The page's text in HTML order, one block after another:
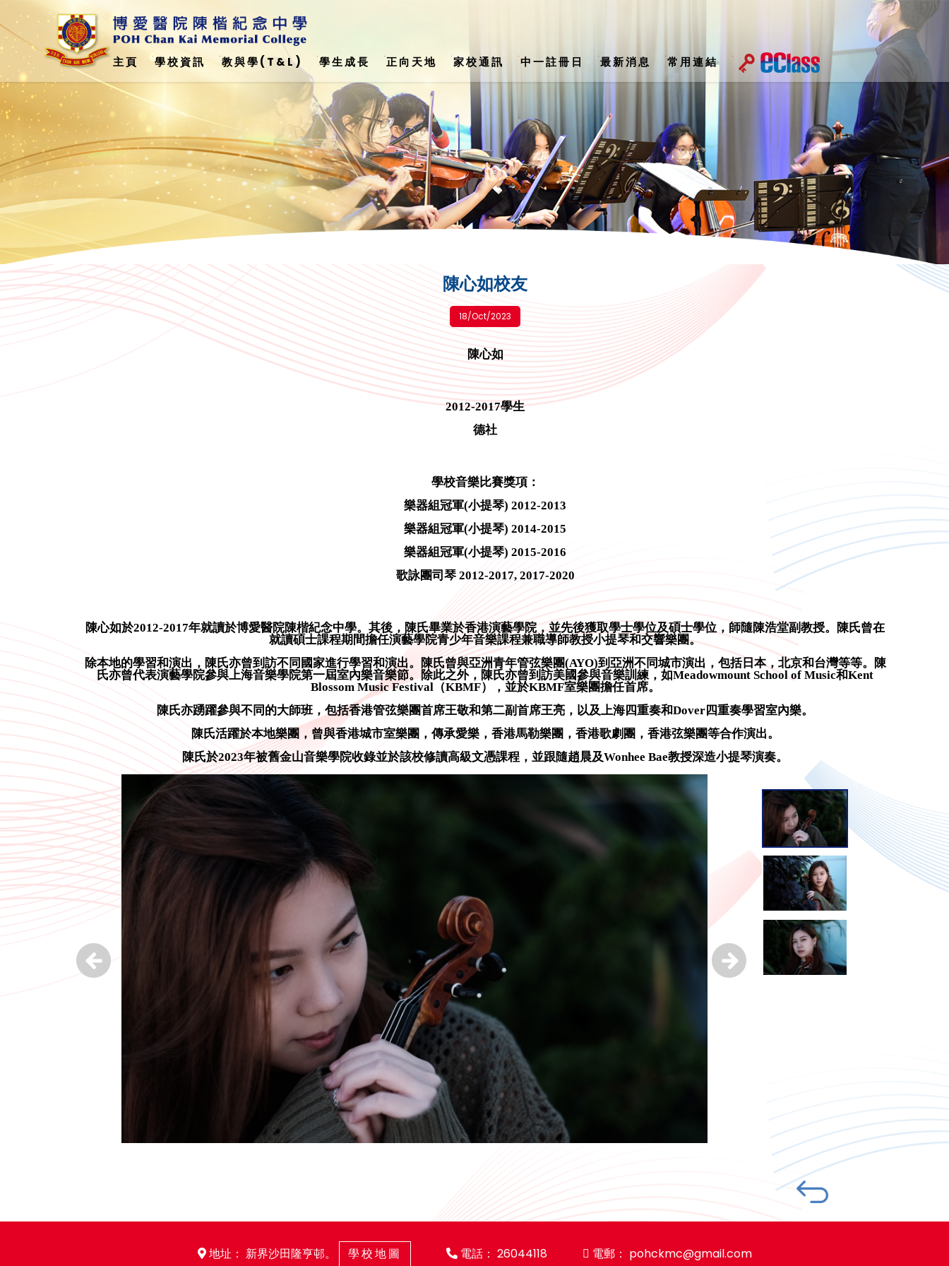
主頁 學校資訊 教與學(T&L) 學生成長 正向天地 家校通訊 中一註冊日 最新消息 常用連結
陳心如校友
18/Oct/2023
陳心如
2012-2017學生
德社
學校音樂比賽獎項：
樂器組冠軍(小提琴) 2012-2013
樂器組冠軍(小提琴) 2014-2015
樂器組冠軍(小提琴) 2015-2016
歌詠團司琴 2012-2017, 2017-2020
陳心如於2012-2017年就讀於博愛醫院陳楷紀念中學。其後，陳氏畢業於香港演藝學院，並先後獲取學士學位及碩士學位，師隨陳浩堂副教授。陳氏曾在
就讀碩士課程期間擔任演藝學院青少年音樂課程兼職導師教授小提琴和交響樂團。
除本地的學習和演出，陳氏亦曾到訪不同國家進行學習和演出。陳氏曾與亞洲青年管弦樂團(AYO)到亞洲不同城市演出，包括日本，北京和台灣等等。陳
氏亦曾代表演藝學院參與上海音樂學院第一屆室內樂音樂節。除此之外，陳氏亦曾到訪美國參與音樂訓練，如Meadowmount School of Music和Kent
Blossom Music Festival（KBMF），並於KBMF室樂團擔任首席。
陳氏亦踴躍參與不同的大師班，包括香港管弦樂團首席王敬和第二副首席王亮，以及上海四重奏和Dover四重奏學習室內樂。
陳氏活躍於本地樂團，曾與香港城市室樂團，傳承愛樂，香港馬勒樂團，香港歌劇團，香港弦樂團等合作演出。
陳氏於2023年被舊金山音樂學院收錄並於該校修讀高級文憑課程，並跟隨趙晨及Wonhee Bae教授深造小提琴演奏。
地址： 新界沙田隆亨邨。 學校地圖 電話： 26044118 電郵： pohckmc@gmail.com